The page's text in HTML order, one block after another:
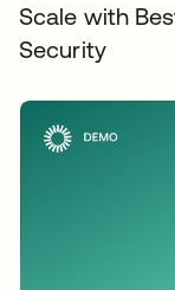
Scale with
Security